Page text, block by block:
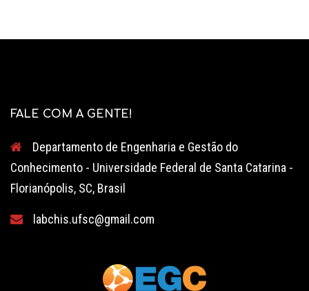
FALE COM A GENTE!
Departamento de Engenharia e Gestão do
Conhecimento - Universidade Federal de Santa Catarina -
Florianópolis, SC, Brasil
labchis.ufsc@gmail.com